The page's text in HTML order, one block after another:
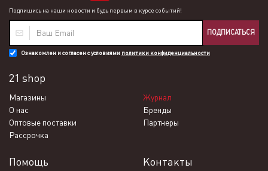
Подпишись на наши новости и будь первым в курсе событий!
ПОДПИСАТЬСЯ
Ознакомлен и согласен с условиями политики конфиденциальности
21 shop
Магазины
Журнал
О нас
Бренды
Оптовые поставки
Партнеры
Рассрочка
Помощь Контакты